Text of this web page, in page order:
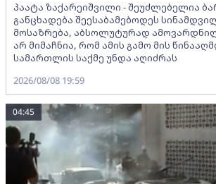
პაატა ზაქარეიშვილი - შეუძლებელია
განცხადება შეესაბამებოდეს
მოსაზრება, აბსოლუტურად
არ მიმაჩნია, რომ ამის გამო მის
სამართლის საქმე უნდა აღიძრას
2026/08/08 19:59
04:45